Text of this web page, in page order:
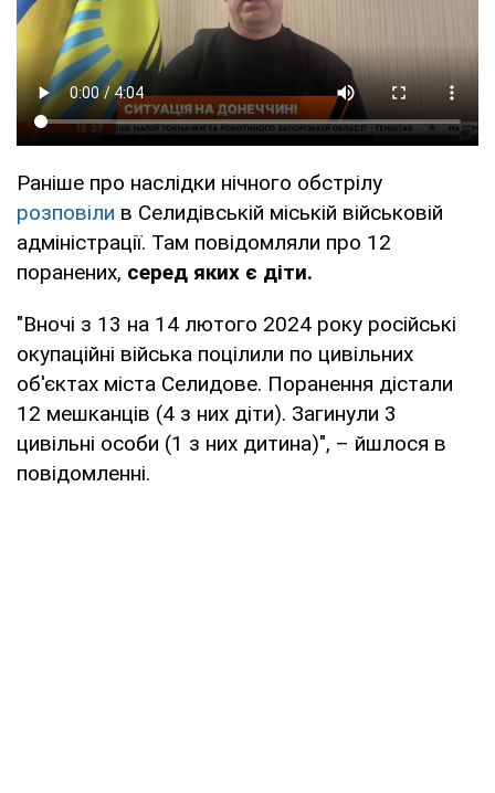
Раніше про наслідки нічного обстрілу
розповіли в Селидівській міській військовій
адміністрації. Там повідомляли про 12
поранених, серед яких є діти.
"Вночі з 13 на 14 лютого 2024 року російські
окупаційні війська поцілили по цивільних
об'єктах міста Селидове. Поранення дістали
12 мешканців (4 з них діти). Загинули 3
цивільні особи (1 з них дитина)", – йшлося в
повідомленні.